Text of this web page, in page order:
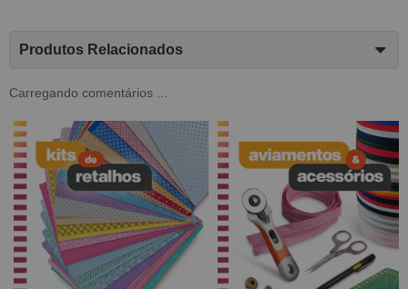
Produtos Relacionados
Carregando comentários ...